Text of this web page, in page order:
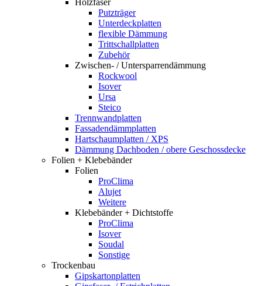
Holzfaser
Putzträger
Unterdeckplatten
flexible Dämmung
Trittschallplatten
Zubehör
Zwischen- / Untersparrendämmung
Rockwool
Isover
Ursa
Steico
Trennwandplatten
Fassadendämmplatten
Hartschaumplatten / XPS
Dämmung Dachboden / obere Geschossdecke
Folien + Klebebänder
Folien
ProClima
Alujet
Weitere
Klebebänder + Dichtstoffe
ProClima
Isover
Soudal
Sonstige
Trockenbau
Gipskartonplatten